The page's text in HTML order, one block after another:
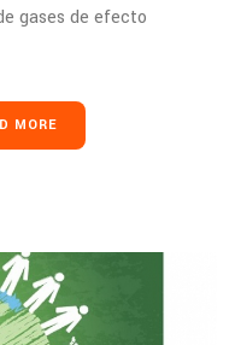
gases de efecto
MORE